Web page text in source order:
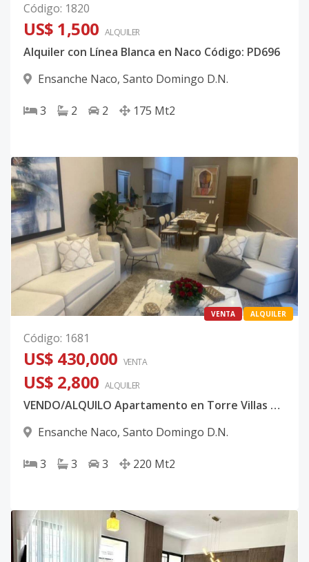
Código: 1820
US$ 1,500 ALQUILER
Alquiler con Línea Blanca en Naco Código: PD696
Ensanche Naco, Santo Domingo D.N.
3 2 2 175 Mt2
VENTA ALQUILER
Código: 1681
US$ 430,000 VENTA
US$ 2,800 ALQUILER
VENDO/ALQUILO Apartamento en Torre Villas Palmera Naco II CÓDIGO:PD556
Ensanche Naco, Santo Domingo D.N.
3 3 3 220 Mt2